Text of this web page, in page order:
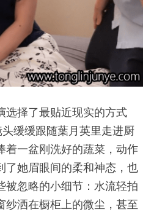
选择了最贴近现实的方式
缓缓跟随葉月英里走进厨
着一盆刚洗好的蔬菜，动作
了她眉眼间的柔和神态，也
被忽略的小细节：水流轻拍
纱洒在橱柜上的微尘，甚至